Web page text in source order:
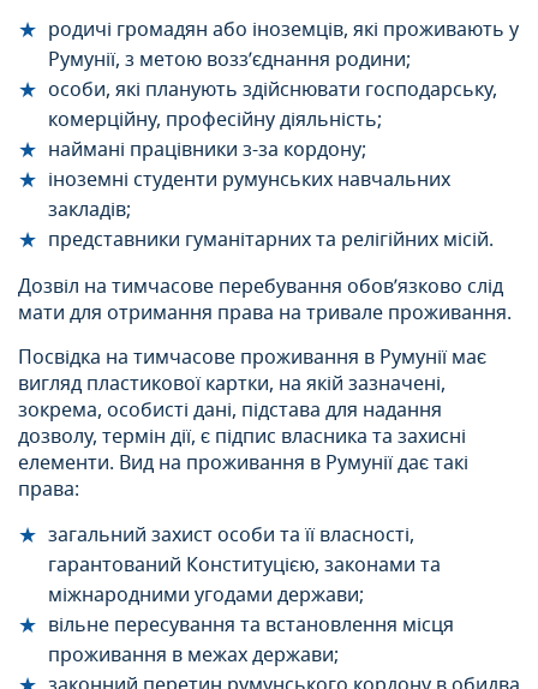
родичі громадян або іноземців, які проживають у
Румунії, з метою возз’єднання родини;
особи, які планують здійснювати господарську,
комерційну, професійну діяльність;
наймані працівники з-за кордону;
іноземні студенти румунських навчальних
закладів;
представники гуманітарних та релігійних місій.
Дозвіл на тимчасове перебування обов’язково слід
мати для отримання права на тривале проживання.
Посвідка на тимчасове проживання в Румунії має
вигляд пластикової картки, на якій зазначені,
зокрема, особисті дані, підстава для надання
дозволу, термін дії, є підпис власника та захисні
елементи. Вид на проживання в Румунії дає такі
права:
загальний захист особи та її власності,
гарантований Конституцією, законами та
міжнародними угодами держави;
вільне пересування та встановлення місця
проживання в межах держави;